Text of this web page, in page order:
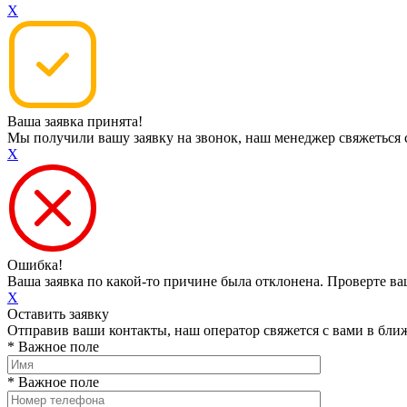
X
Ваша заявка принята!
Мы получили вашу заявку на звонок, наш менеджер
X
Ошибка!
Ваша заявка по какой-то причине была отклонена. Проверте
X
Оставить заявку
Отправив ваши контакты, наш оператор свяжется с вами в
* Важное поле
* Важное поле